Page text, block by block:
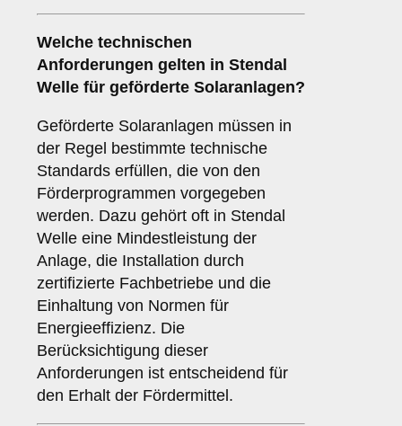
Welche technischen
Anforderungen gelten in Stendal
Welle für geförderte Solaranlagen?
Geförderte Solaranlagen müssen in
der Regel bestimmte technische
Standards erfüllen, die von den
Förderprogrammen vorgegeben
werden. Dazu gehört oft in Stendal
Welle eine Mindestleistung der
Anlage, die Installation durch
zertifizierte Fachbetriebe und die
Einhaltung von Normen für
Energieeffizienz. Die
Berücksichtigung dieser
Anforderungen ist entscheidend für
den Erhalt der Fördermittel.